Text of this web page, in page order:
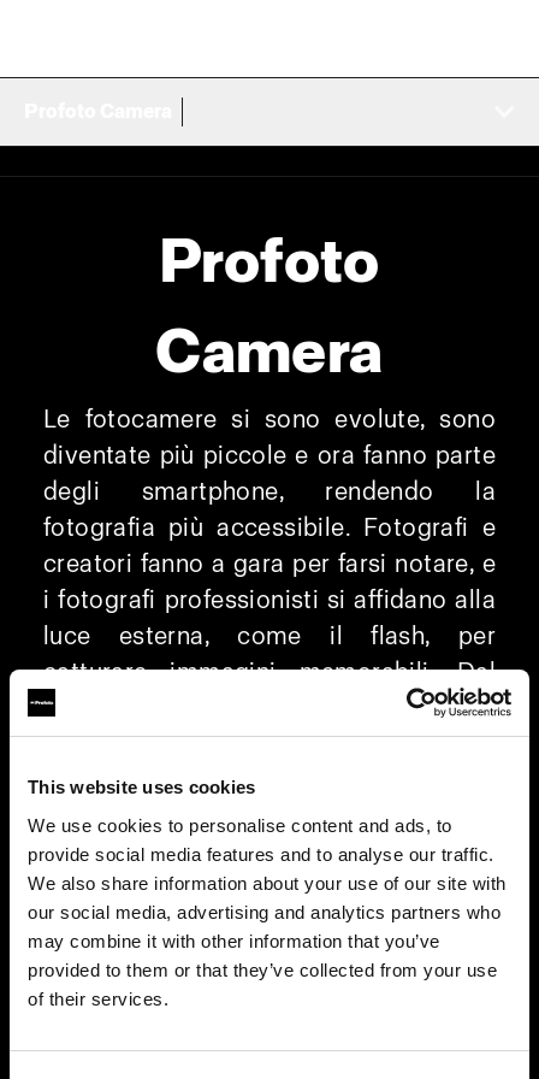
This website uses cookies
We use cookies to personalise content and ads, to
provide social media features and to analyse our traffic.
We also share information about your use of our site with
our social media, advertising and analytics partners who
may combine it with other information that you’ve
provided to them or that they’ve collected from your use
of their services.
Profoto
Camera
Le fotocamere si sono evolute, sono
diventate più piccole e ora fanno parte
degli smartphone, rendendo la
fotografia più accessibile. Fotografi e
creatori fanno a gara per farsi notare, e
i fotografi professionisti si affidano alla
luce esterna, come il flash, per
catturare immagini memorabili. Dal
1968 Profoto innova e la Profoto
Camera ne è un esempio, ottimizzando
la Fotografia con smartphone con
un'illuminazione superiore.
Formato RAW personalizzato per una
post-produzione più rapida e
immagini migliori
Gioca d’anticipo con le regolazioni di